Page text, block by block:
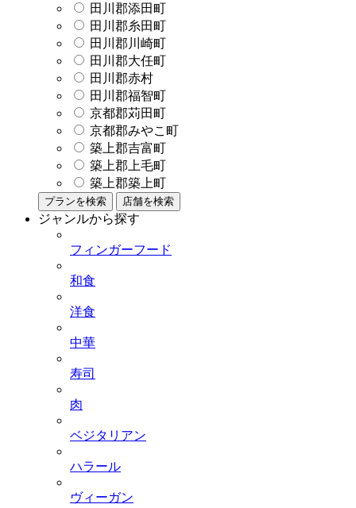
田川郡添田町
田川郡糸田町
田川郡川崎町
田川郡大任町
田川郡赤村
田川郡福智町
京都郡苅田町
京都郡みやこ町
築上郡吉富町
築上郡上毛町
築上郡築上町
プランを検索 店舗を検索
ジャンルから探す
フィンガーフード
和食
洋食
中華
寿司
肉
ベジタリアン
ハラール
ヴィーガン